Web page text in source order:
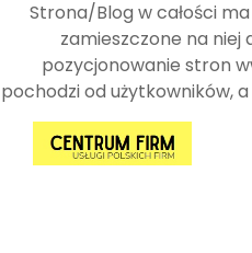
Strona/Blog w całości
zamieszczone na niej
pozycjonowanie stron
pochodzi od użytkowników,